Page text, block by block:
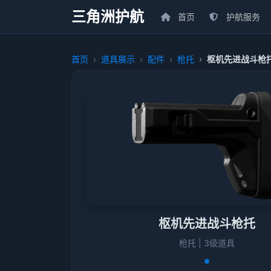
三角洲护航 首页 护航服务
首页 道具展示 配件 枪托 枢机先进战斗枪
枢机先进战斗枪托
枪托 | 3级道具